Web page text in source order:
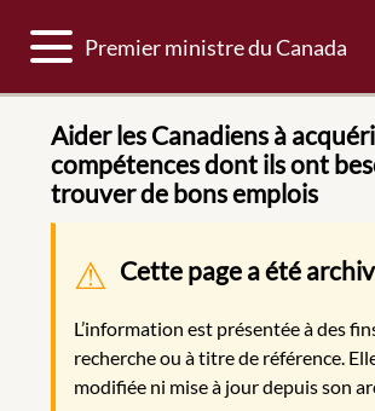
Basculer la navigation
Premier ministre du Canada
Aider les Canadiens à
compétences dont ils ont
trouver de bons emplois
Message
Cette page a été
L’information est présentée à des
recherche ou à titre de référence.
modifiée ni mise à jour depuis son